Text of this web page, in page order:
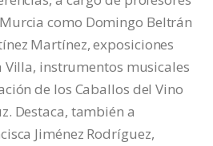
como Domingo Beltrán
Martínez, exposiciones
Villa, instrumentos musicales
de los Caballos del Vino
Destaca, también a
Jiménez Rodríguez,